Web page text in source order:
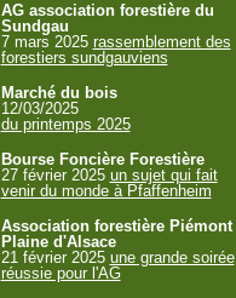
AG association forestière du
Sundgau
7 mars 2025 rassemblement des
forestiers sundgauviens
Marché du bois
12/03/2025
du printemps 2025
Bourse Foncière Forestière
27 février 2025 un sujet qui fait
venir du monde à Pfaffenheim
Association forestière Piémont
Plaine d'Alsace
21 février 2025 une grande soirée
réussie pour l'AG